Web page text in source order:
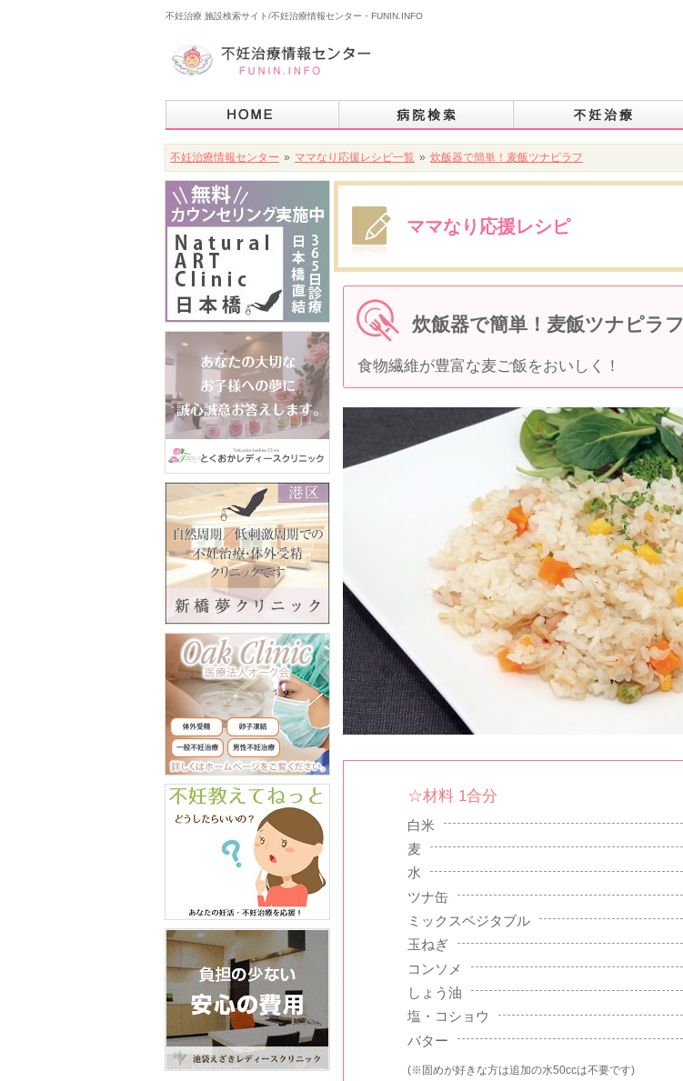
不妊治療 施設検索サイト/不妊治療情報センター・FUNIN.INFO
不妊治療情報センター » ママなり応援レシピ一覧 » 炊飯器で簡単！麦飯ツナピラフ
ママなり応援レシピ
炊飯器で簡単！麦飯ツナピラフ
食物繊維が豊富な麦ご飯をおいしく！
☆材料 1合分
白米
麦
水
ツナ缶
ミックスベジタブル
玉ねぎ
コンソメ
しょう油
塩・コショウ
バター
(※固めが好きな方は追加の水50ccは不要です)